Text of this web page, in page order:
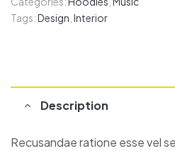
Tags:Design Interior
Description
Recusandae ratione esse vel